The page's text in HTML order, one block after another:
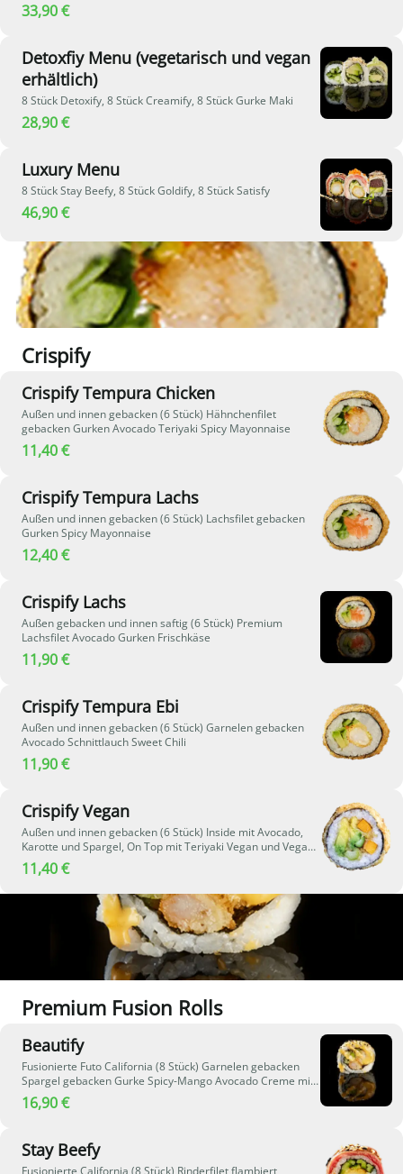
33,90 €
Detoxfiy Menu (vegetarisch und vegan
erhältlich)
8 Stück Detoxify, 8 Stück Creamify, 8 Stück Gurke Maki
28,90 €
Luxury Menu
8 Stück Stay Beefy, 8 Stück Goldify, 8 Stück Satisfy
46,90 €
Crispify
Crispify Tempura Chicken
Außen und innen gebacken (6 Stück) Hähnchenfilet
gebacken Gurken Avocado Teriyaki Spicy Mayonnaise
11,40 €
Crispify Tempura Lachs
Außen und innen gebacken (6 Stück) Lachsfilet gebacken
Gurken Spicy Mayonnaise
12,40 €
Crispify Lachs
Außen gebacken und innen saftig (6 Stück) Premium
Lachsfilet Avocado Gurken Frischkäse
11,90 €
Crispify Tempura Ebi
Außen und innen gebacken (6 Stück) Garnelen gebacken
Avocado Schnittlauch Sweet Chili
11,90 €
Crispify Vegan
Außen und innen gebacken (6 Stück) Inside mit Avocado,
Karotte und Spargel, On Top mit Teriyaki Vegan und Vegan
Spicy Mayonnaise
11,40 €
Premium Fusion Rolls
Beautify
Fusionierte Futo California (8 Stück) Garnelen gebacken
Spargel gebacken Gurke Spicy-Mango Avocado Creme mit
Sesam und Kimchi verziert
16,90 €
Stay Beefy
Fusionierte California (8 Stück) Rinderfilet flambiert